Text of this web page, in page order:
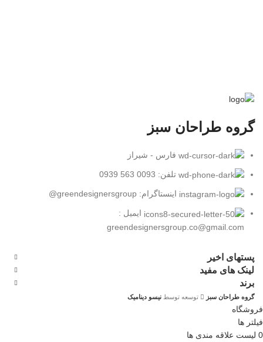
گروه طراحان سبز
فارس - شیراز
تلفن: 0093 563 0939
اینستاگرام: greendesignersgroup@
ایمیل :
greendesignersgroup.co@gmail.com
پستهای اخیر
لینک های مفید
برند
گروه طراحان سبز توسعه توسط نیسو دینامیک
فروشگاه
فیلتر ها
0 لیست علاقه مندی ها